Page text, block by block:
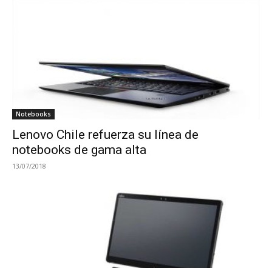
Notebooks
Lenovo Chile refuerza su línea de
notebooks de gama alta
13/07/2018